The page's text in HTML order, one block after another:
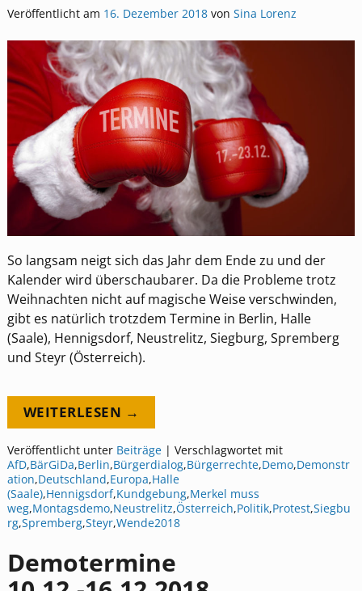
Veröffentlicht am 16. Dezember 2018 von Sina Lorenz
So langsam neigt sich das Jahr dem Ende zu und der
Kalender wird überschaubarer. Da die Probleme trotz
Weihnachten nicht auf magische Weise verschwinden,
gibt es natürlich trotzdem Termine in Berlin, Halle
(Saale), Hennigsdorf, Neustrelitz, Siegburg, Spremberg
und Steyr (Österreich).
WEITERLESEN →
Veröffentlicht unter Beiträge| Verschlagwortet mit
AfD,BärGiDa,Berlin,Bürgerdialog,Bürgerrechte,Demo,Demonstr
ation,Deutschland,Europa,Halle
(Saale),Hennigsdorf,Kundgebung,Merkel muss
weg,Montagsdemo,Neustrelitz,Österreich,Politik,Protest,Siegbu
rg,Spremberg,Steyr,Wende2018
Demotermine